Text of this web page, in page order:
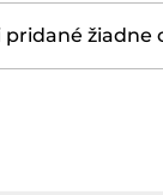
žiadne